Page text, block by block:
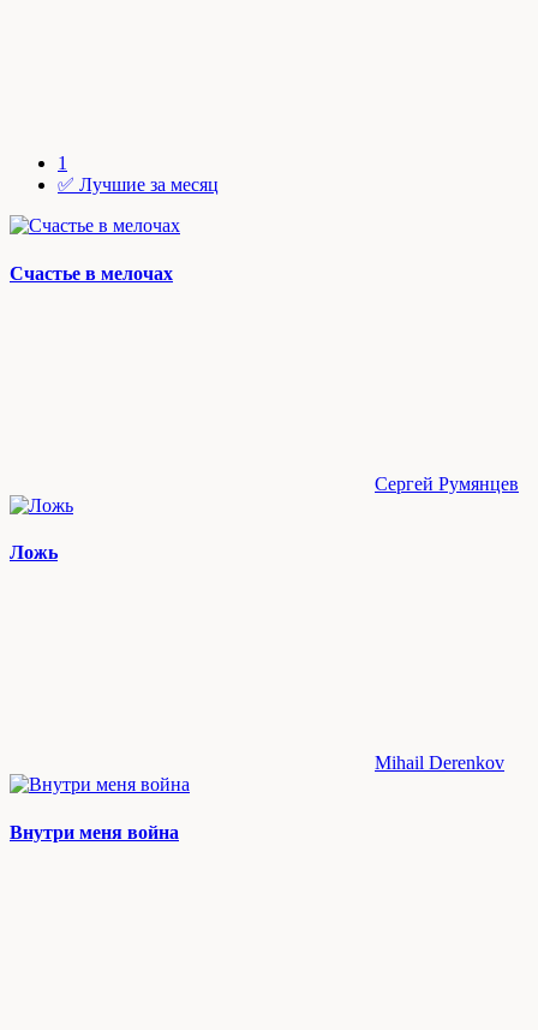
1
✅ Лучшие за месяц
Счастье в мелочах
Сергей Румянцев
Ложь
Mihail Derenkov
Внутри меня война